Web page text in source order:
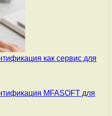
как сервис для
MFASOFT для